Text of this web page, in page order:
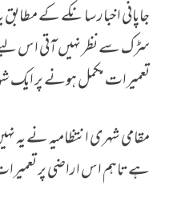
جاپانی اخبار سانکے کے مطابق
سڑک سے نظر نہیں آتی اس
تعمیرات مکمل ہونے پر ایک
مقامی شہری انتظامیہ نے یہ
ہے تاہم اس اراضی پر